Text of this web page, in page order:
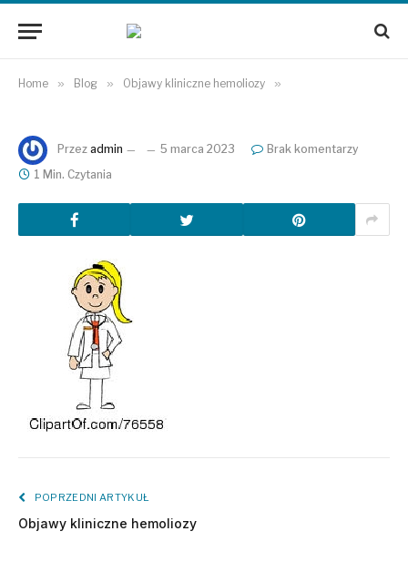
Home » Blog » Objawy kliniczne hemoliozy »
Przez admin 5 marca 2023
Brak komentarzy
1 Min. Czytania
POPRZEDNI ARTYKUŁ
Objawy kliniczne hemoliozy